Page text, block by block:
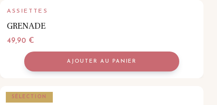
ASSIETTES
GRENADE
49,90 €
AJOUTER AU PANIER
ASSIETTES
SÉLECTION